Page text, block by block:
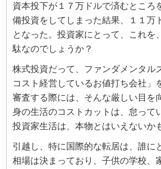
資本投下が１７万ドルで済むところ
備投資をしてしまった結果、１１万
となった。投資家にとって、これを
駄なのでしょうか？
株式投資だって、ファンダメンタル
コスト経営しているお値打ち会社」
審査する際には、そんな厳しい目を
身の生活のコストカットは、怠って
投資家生活は、本物とはいえないか
引越し、特に国際的な転居は、誰に
相場は決まっており、子供の学校、